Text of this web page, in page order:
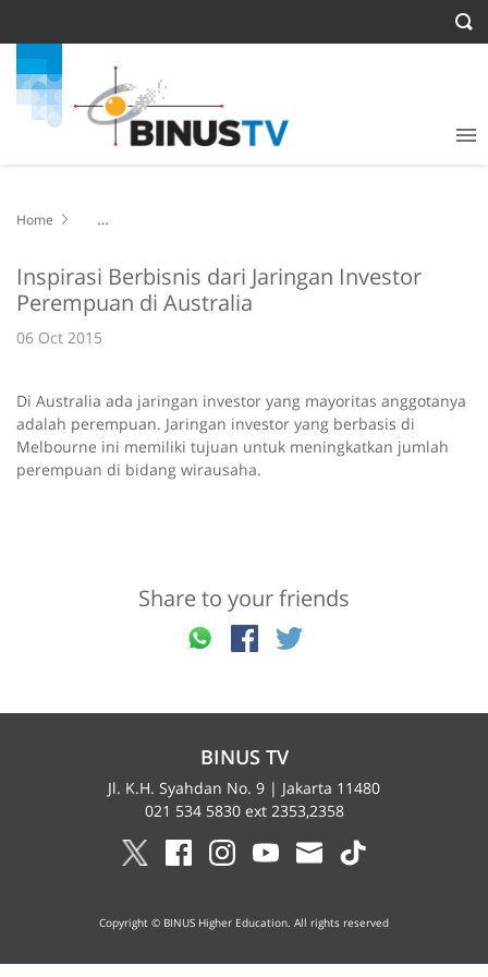
Home
Inspirasi Berbisnis dari Jaringan Investor
Perempuan di Australia
06 Oct 2015
Di Australia ada jaringan investor yang mayoritas anggotanya
adalah perempuan. Jaringan investor yang berbasis di
Melbourne ini memiliki tujuan untuk meningkatkan jumlah
perempuan di bidang wirausaha.
Share to your friends
BINUS TV
Jl. K.H. Syahdan No. 9 | Jakarta 11480
021 534 5830 ext 2353,2358
Copyright © BINUS Higher Education. All rights reserved